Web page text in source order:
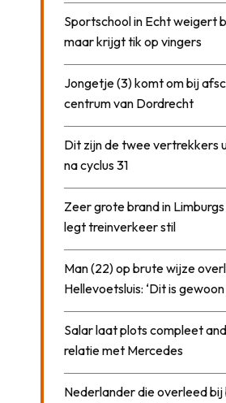
Sportschool in Echt weigert
maar krijgt tik op vingers
Jongetje (3) komt om bij
centrum van Dordrecht
Dit zijn de twee vertrekkers
na cyclus 31
Zeer grote brand in
legt treinverkeer stil
Man (22) op brute wijze
Hellevoetsluis: ‘Dit is
Salar laat plots compleet
relatie met Mercedes
Nederlander die overleed